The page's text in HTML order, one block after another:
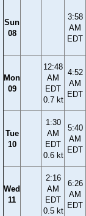
Sun
08
3:58
AM
EDT
Mon
09
12:48
AM
EDT
0.7 kt
4:52
AM
EDT
Tue
10
1:30
AM
EDT
0.6 kt
5:40
AM
EDT
Wed
11
2:16
AM
EDT
0.5 kt
6:26
AM
EDT